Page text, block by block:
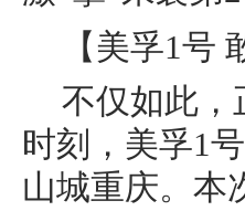
【美孚1号
不仅如此，
时刻，美孚1
山城重庆。本